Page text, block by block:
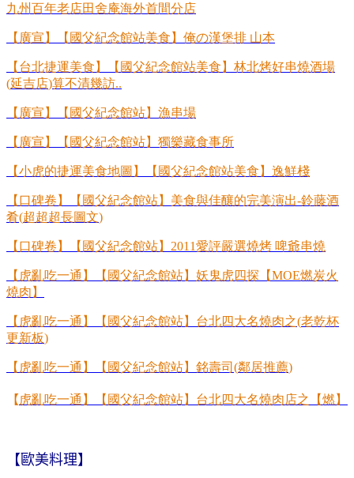
九州百年老店田舍庵海外首間分店
【廣宣】【國父紀念館站美食】俺の漢堡排 山本
【台北捷運美食】【國父紀念館站美食】林北烤好串燒酒場
(延吉店)算不清幾訪..
【廣宣】【國父紀念館站】漁串場
【廣宣】【國父紀念館站】獨樂藏食事所
【小虎的捷運美食地圖】【國父紀念館站美食】逸鮮棧
【口碑卷】【國父紀念館站】美食與佳釀的完美演出-鈴藤酒
肴(超超超長圖文)
【口碑卷】【國父紀念館站】 2011愛評嚴選燒烤 啤爺串燒
【虎亂吃一通】【國父紀念館站】妖鬼虎四探【MOE燃炭火
燒肉】
【虎亂吃一通】【國父紀念館站】台北四大名燒肉之(老乾杯
更新板)
【虎亂吃一通】【國父紀念館站】銘壽司 (鄰居推薦)
【虎亂吃一通】【國父紀念館站】台北四大名燒肉店之【燃】
【歐美料理】